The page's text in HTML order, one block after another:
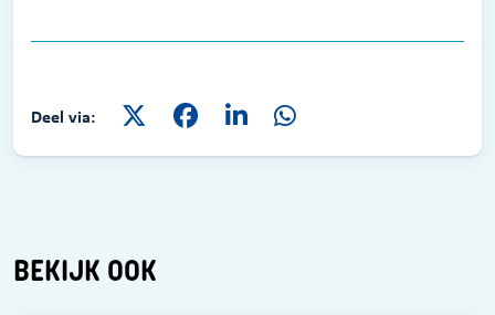
Deel via:
BEKIJK OOK